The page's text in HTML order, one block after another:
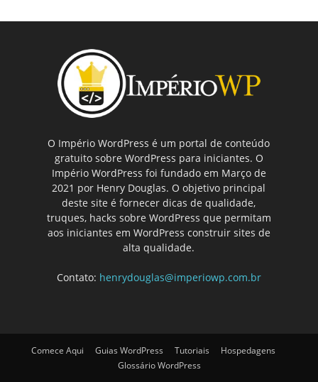
O Império WordPress é um portal de conteúdo
gratuito sobre WordPress para iniciantes. O
Império WordPress foi fundado em Março de
2021 por Henry Douglas. O objetivo principal
deste site é fornecer dicas de qualidade,
truques, hacks sobre WordPress que permitam
aos iniciantes em WordPress construir sites de
alta qualidade.
Contato: henrydouglas@imperiowp.com.br
Comece Aqui Guias WordPress Tutoriais
Hospedagens
Glossário WordPress